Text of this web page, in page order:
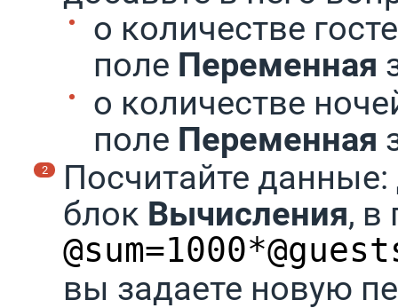
о количестве
поле Переменная
о количестве
поле Переменная
Посчитайте данные:
блок Вычисления, в
вы задаете новую